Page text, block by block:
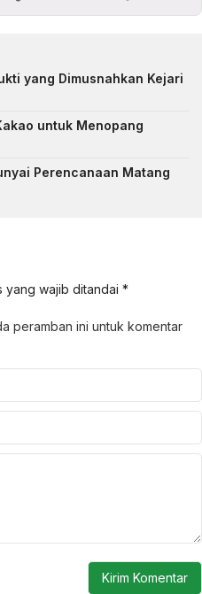
yang Dimusnahkan Kejari
untuk Menopang
Perencanaan Matang
yang wajib ditandai *
peramban ini untuk komentar